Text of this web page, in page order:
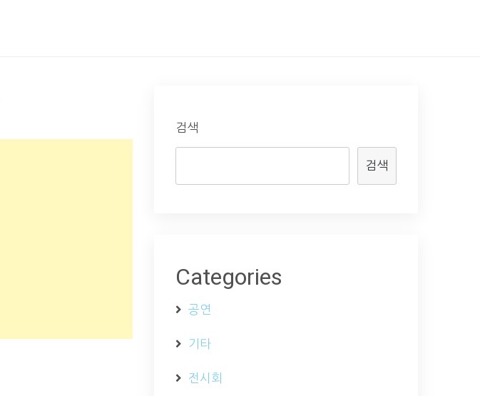
검색
검색
Categories
공연
기타
전시회